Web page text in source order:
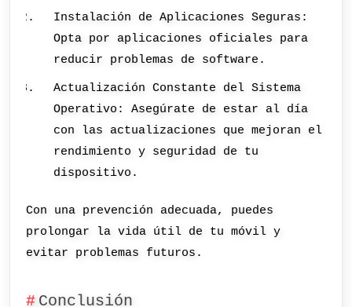
Instalación de Aplicaciones Seguras:
Opta por aplicaciones oficiales para
reducir problemas de software.
Actualización Constante del Sistema
Operativo: Asegúrate de estar al día
con las actualizaciones que mejoran el
rendimiento y seguridad de tu
dispositivo.
Con una prevención adecuada, puedes
prolongar la vida útil de tu móvil y
evitar problemas futuros.
Conclusión